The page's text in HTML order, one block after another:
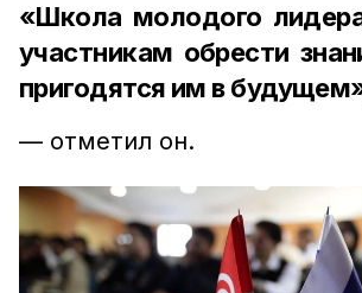
«Школа молодого
участникам обрести
пригодятся им в
— отметил он.